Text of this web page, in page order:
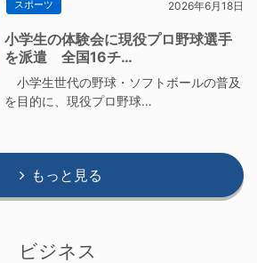
スポーツ 2026年6月18日
小学生の体験会に現役プロ野球選手
を派遣 全国16チ…
小学生世代の野球・ソフトボールの普及
を目的に、現役プロ野球…
もっと見る
ビジネス